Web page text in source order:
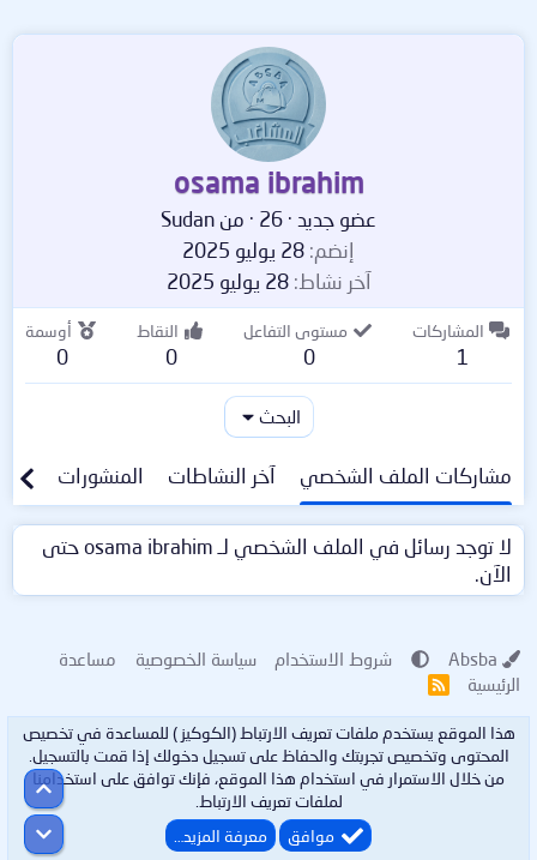
osama ibrahim
عضو جديد ·
· من Sudan
إنضم 28 يوليو 2025
آخر نشاط 28 يوليو 2025
المشاركات
1
مستوى التفاعل
0
النقاط
0
أوسمة
0
البحث
مشاركات الملف الشخصي آخر النشاطات المنشورات
لا توجد رسائل في الملف الشخصي لـ osama ibrahim حتى
الآن.
شروط الاستخدام سياسة الخصوصية
مساعدة
الرئيسية
R
هذا الموقع يستخدم ملفات تعريف الارتباط (الكوكيز ) للمساعدة في تخصيص
المحتوى وتخصيص تجربتك والحفاظ على تسجيل دخولك إذا قمت بالتسجيل.
من خلال الاستمرار في استخدام هذا الموقع، فإنك توافق على استخدامنا
لملفات تعريف الارتباط.
موافق
معرفة المزيد…
أعلى